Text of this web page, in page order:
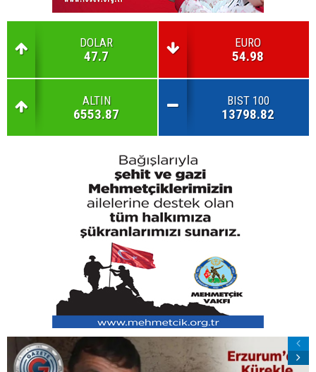
DOLAR
47.7
EURO
54.98
ALTIN
6553.87
BIST 100
13798.82